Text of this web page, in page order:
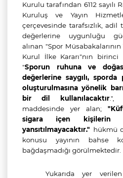
Kurulu tarafından 6112 sayılı
Kuruluş ve Yayın
çerçevesinde tarafsızlık,
değerlerine uygunluğu
alınan "Spor Müsabakalarının
Kurul İlke Kararı"nın
"Sporun ruhuna ve
değerlerine saygılı,
oluşturulmasına yönelik
bir dil kullanılacaktır.",
maddesinde yer alan;
sigara içen kişilerin
yansıtılmayacaktır." hükmü
konusu yayının bahse
bağdaşmadığı görülmektedir.
Yukarıda yer